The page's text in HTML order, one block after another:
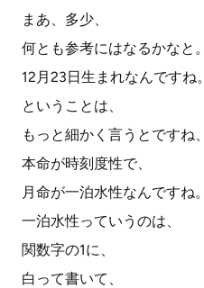
まあ、多少、
何とも参考にはなるかなと。
12月23日生まれなんですね。
ということは、
もっと細かく言うとですね、
本命が時刻度性で、
月命が一泊水性なんですね。
一泊水性っていうのは、
関数字の1に、
白って書いて、